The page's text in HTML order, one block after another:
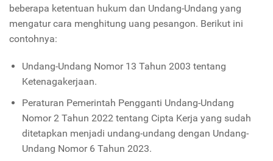
beberapa ketentuan hukum dan Undang-Undang yang
mengatur cara menghitung uang pesangon. Berikut ini
contohnya:
Undang-Undang Nomor 13 Tahun 2003 tentang
Ketenagakerjaan.
Peraturan Pemerintah Pengganti Undang-Undang
Nomor 2 Tahun 2022 tentang Cipta Kerja yang sudah
ditetapkan menjadi undang-undang dengan Undang-
Undang Nomor 6 Tahun 2023.